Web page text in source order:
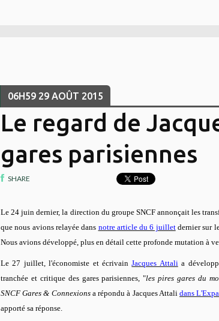
06H59 29 AOÛT 2015
Le regard de
gares parisiennes
SHARE
Le 24 juin dernier, la direction du groupe SNCF annonçait les
que nous avions relayée dans notre article du 6 juillet dernier sur
Nous avions développé, plus en détail cette profonde mutation à
Le 27 juillet, l'économiste et écrivain Jacques Attali a
tranchée et critique des gares parisiennes, "les pires gares du
SNCF Gares & Connexionsa répondu à Jacques Attali dans
apporté sa réponse.